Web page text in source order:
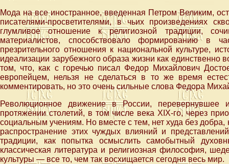
Мода на все иностранное, введенная Петром Великим,
писателями-просветителями, в чьих произведениях
глумливое отношение к религиозной традиции,
материалистов, способствовало формированию в
презрительного отношения к национальной культуре,
идеализации зарубежного образа жизни как единственно
том, что, как с горечью писал Федор Михайлович
европейцем, нельзя не сделаться в то же время
комментировать, но это очень сильные слова Федора
Революционное движение в России, перевернувшее
протяжении столетий, в том числе века XIX-го, через
социальным учениям. Но вместе с тем, нет худа без
распространение этих чуждых влияний и
традиции, как попытка осмыслить самобытный
классическая литература и религиозная философия,
культуры — все то, чем так восхищается сегодня весь мир.